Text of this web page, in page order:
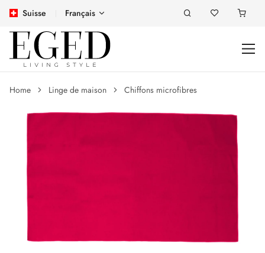
Suisse Français
Home Linge de maison Chiffons microfibres